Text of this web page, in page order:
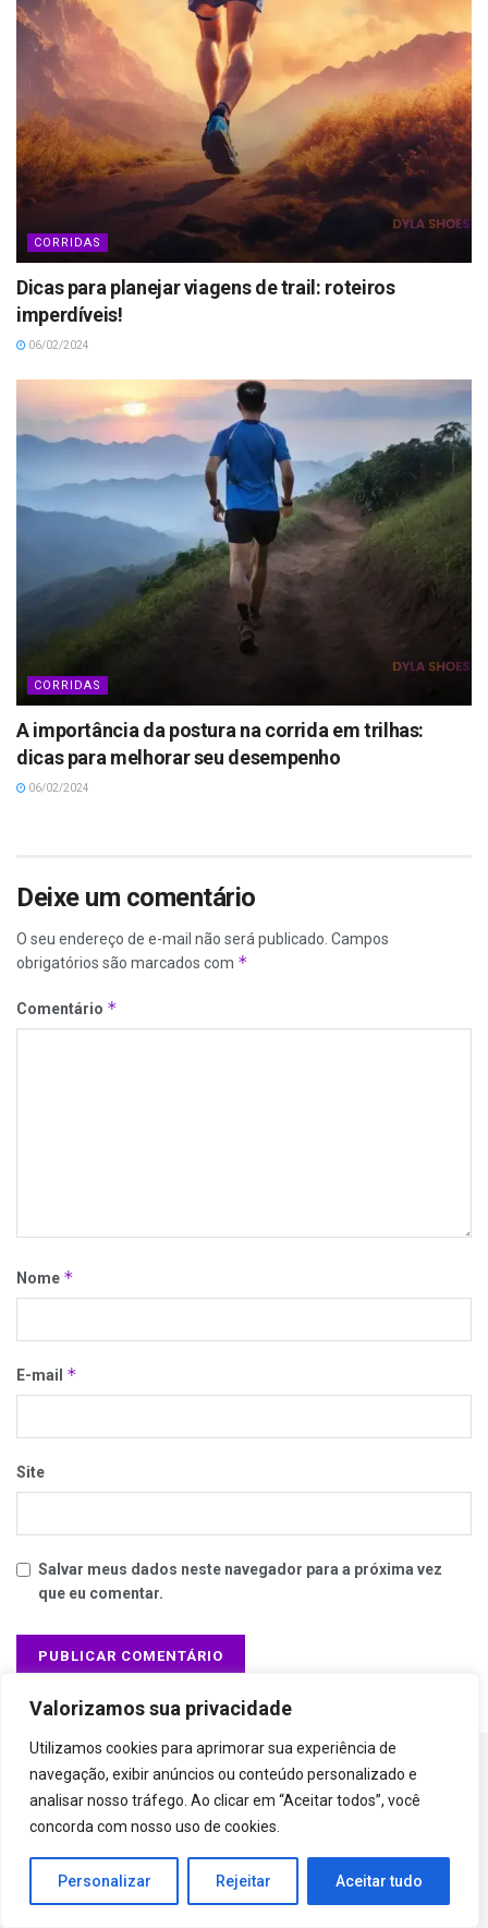
Valorizamos sua privacidade
Utilizamos cookies para aprimorar sua experiência de
navegação, exibir anúncios ou conteúdo personalizado e
analisar nosso tráfego. Ao clicar em “Aceitar todos”, você
concorda com nosso uso de cookies.
Personalizar Rejeitar Aceitar tudo
CORRIDAS
Dicas para planejar viagens de trail: roteiros
imperdíveis!
06/02/2024
CORRIDAS
A importância da postura na corrida em trilhas:
dicas para melhorar seu desempenho
06/02/2024
Deixe um comentário
O seu endereço de e-mail não será publicado. Campos
obrigatórios são marcados com *
Comentário *
Nome *
E-mail *
Site
Salvar meus dados neste navegador para a próxima vez
que eu comentar.
No nosso blog, calçados são mais que moda, são
expressões de estilo e conforto. Descubra sua
próxima paixão nos nossos posts. Caminhe com
confiança, sempre na moda.